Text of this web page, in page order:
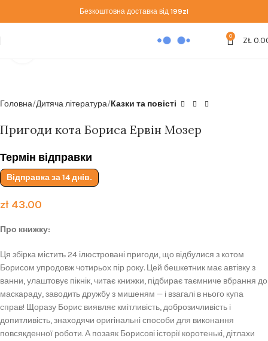
Безкоштовна доставка від 199zl
0 ZŁ
Головна Дитяча література Казки та повісті
Пригоди кота Бориса Ервін Мозер
Термін відправки
Відправка за 14 днів.
zł43.00
Про книжку:
Ця збірка містить 24 ілюстровані пригоди, що відбулися з котом
Борисом упродовж чотирьох пір року. Цей бешкетник має автівку з
ванни, улаштовує пікнік, читає книжки, підбирає таємниче вбрання до
маскараду, заводить дружбу з мишеням — і взагалі в нього купа
справ! Щоразу Борис виявляє кмітливість, доброзичливість і
допитливість, знаходячи оригінальні способи для виконання
повсякденної роботи. А позаяк Борисові історії коротенькі, дітлахи